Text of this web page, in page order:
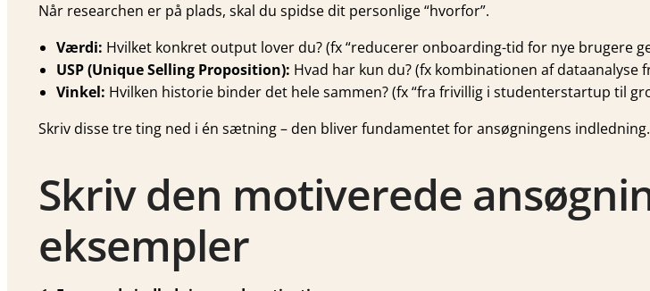
Når researchen er på plads, skal du spidse dit personlige “hvorfor”.
Værdi: Hvilket konkret output lover du? (fx “reducerer onboarding-tid for nye brugere
USP (Unique Selling Proposition): Hvad har kun du? (fx kombinationen af
Vinkel: Hvilken historie binder det hele sammen? (fx “fra frivillig i studenterstartup til
Skriv disse tre ting ned i én sætning – den bliver fundamentet for ansøgningens indledning.
Skriv den motiverede
eksempler